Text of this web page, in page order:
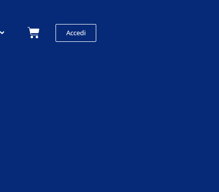
CarrelloAccedi